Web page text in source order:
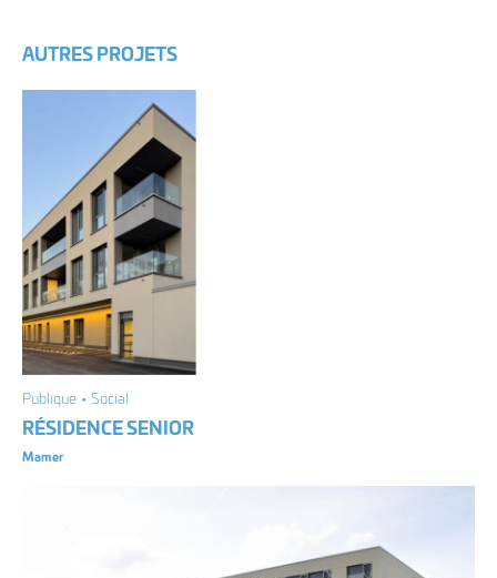
AUTRES PROJETS
Publique • Social
RÉSIDENCE SENIOR
Mamer